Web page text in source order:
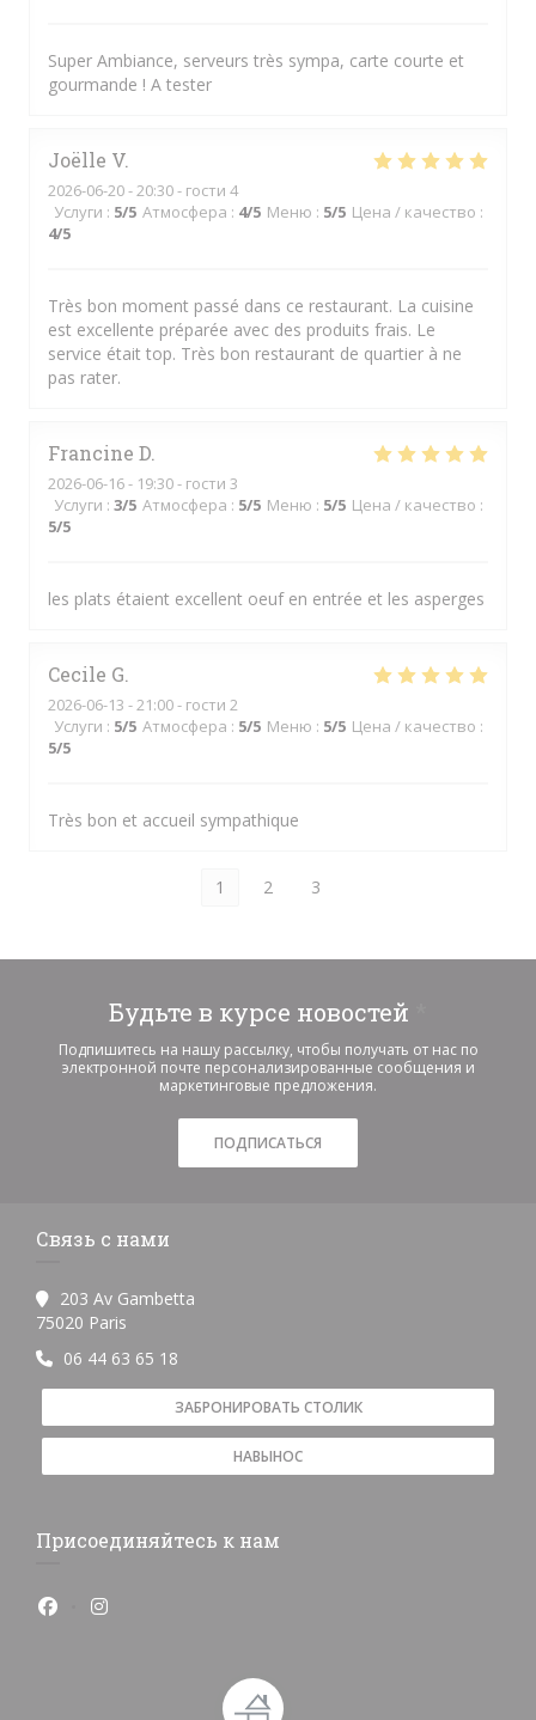
Super Ambiance, serveurs très sympa, carte courte et
gourmande ! A tester
Joëlle V
2026-06-20- 20:30 - гости 4
Услуги : 5/5 Атмосфера : 4/5 Меню : 5/5 Цена / качество :
4/5
Très bon moment passé dans ce restaurant. La cuisine
est excellente préparée avec des produits frais. Le
service était top. Très bon restaurant de quartier à ne
pas rater.
Francine D
2026-06-16- 19:30 - гости 3
Услуги : 3/5 Атмосфера : 5/5 Меню : 5/5 Цена / качество :
5/5
les plats étaient excellent oeuf en entrée et les asperges
Cecile G
2026-06-13 - 21:00 - гости 2
Услуги : 5/5 Атмосфера : 5/5 Меню : 5/5 Цена / качество :
5/5
Très bon et accueil sympathique
1 2 3
Будьте в курсе новостей
Подпишитесь на нашу рассылку, чтобы получать от нас по
электронной почте персонализированные сообщения и
маркетинговые предложения.
ПОДПИСАТЬСЯ
Связь с нами
203 Av Gambetta
75020 Paris
06 44 63 65 18
ЗАБРОНИРОВАТЬ СТОЛИК
НАВЫНОС
Присоединяйтесь к нам
Facebook ((открывается в новом окне))
Instagram ((открывается в новом окне))